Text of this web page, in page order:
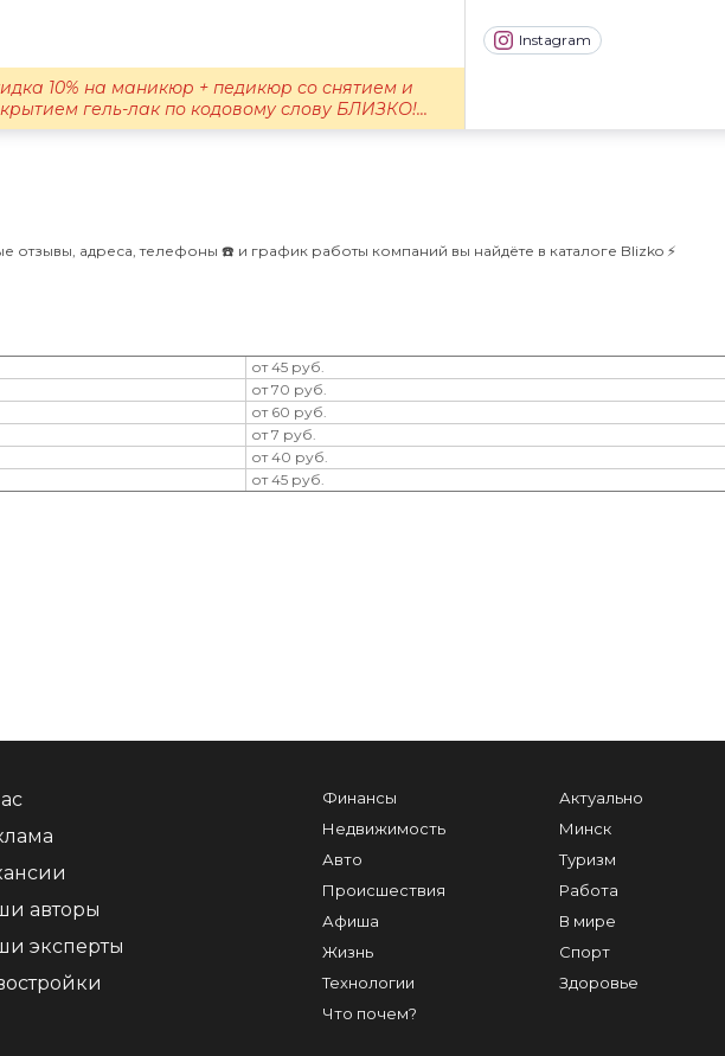
Instagram
10% на маникюр + педикюр со снятием и
гель-лак по кодовому слову БЛИЗКО!...
отзывы, адреса, телефоны ☎️ и график работы компаний вы найдёте в каталоге Blizko ⚡️
от 45 руб.
от 70 руб.
от 60 руб.
от 7 руб.
от 40 руб.
от 45 руб.
авторы
эксперты
Финансы
Недвижимость
Авто
Происшествия
Афиша
Жизнь
Технологии
Что почем?
Актуально
Минск
Туризм
Работа
В мире
Спорт
Здоровье